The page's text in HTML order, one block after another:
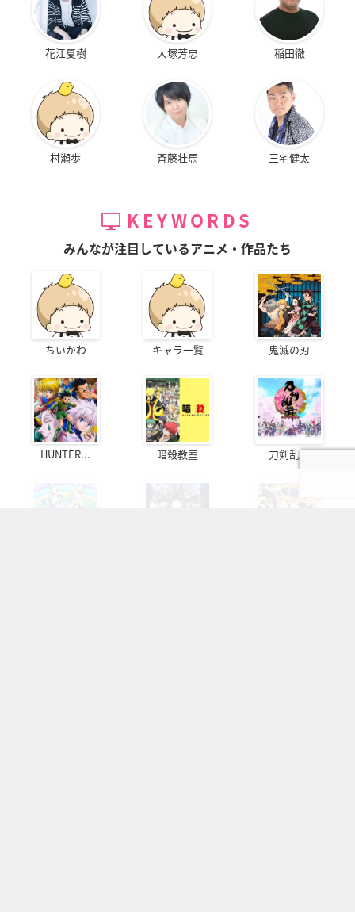
花江夏樹 大塚芳忠 稲田徹
村瀬歩 斉藤壮馬 三宅健太
KEYWORDS
みんなが注目しているアニメ・作品たち
ちいかわ キャラ一覧 鬼滅の刃
HUNTER... 暗殺教室 刀剣乱舞